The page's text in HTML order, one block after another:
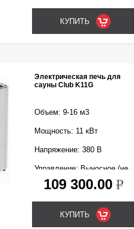
Электрическая печь для
сауны Club K11G
Объем: 9-16 м3
Мощность: 11 кВт
Напряжение: 380 В
Управление: Выносное (не
входит в комплект)
109 300.00 k